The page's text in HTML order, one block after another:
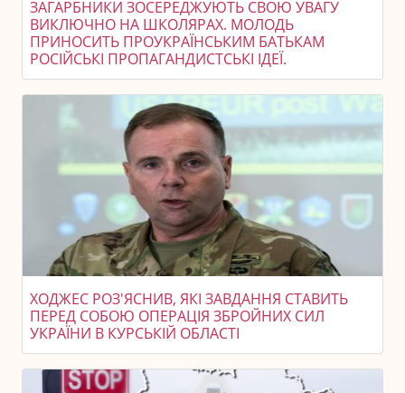
ЗАГАРБНИКИ ЗОСЕРЕДЖУЮТЬ СВОЮ УВАГУ
ВИКЛЮЧНО НА ШКОЛЯРАХ. МОЛОДЬ
ПРИНОСИТЬ ПРОУКРАЇНСЬКИМ БАТЬКАМ
РОСІЙСЬКІ ПРОПАГАНДИСТСЬКІ ІДЕЇ.
ХОДЖЕС РОЗ'ЯСНИВ, ЯКІ ЗАВДАННЯ СТАВИТЬ
ПЕРЕД СОБОЮ ОПЕРАЦІЯ ЗБРОЙНИХ СИЛ
УКРАЇНИ В КУРСЬКІЙ ОБЛАСТІ